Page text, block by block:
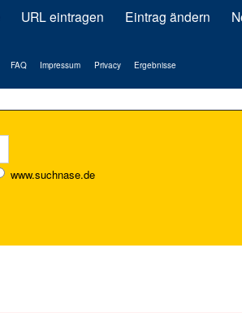
URL eintragen Eintrag ändern
FAQ Impressum Privacy Ergebnisse
www.suchnase.de